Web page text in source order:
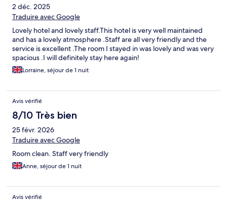
2 déc. 2025
Traduire avec Google
Lovely hotel and lovely staff.This hotel is very well maintained
and has a lovely atmosphere .Staff are all very friendly and the
service is excellent .The room I stayed in was lovely and was very
spacious .I will definitely stay here again!
Lorraine, séjour de 1 nuit
Avis vérifié
8/10 Très bien
25 févr. 2026
Traduire avec Google
Room clean. Staff very friendly
Anne, séjour de 1 nuit
Avis vérifié